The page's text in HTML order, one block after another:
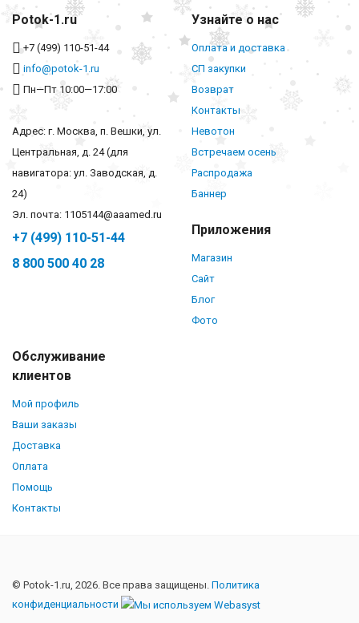
Potok-1.ru
+7 (499) 110-51-44
info@potok-1.ru
Пн—Пт 10:00—17:00
Адрес: г. Москва, п. Вешки, ул.
Центральная, д. 24 (для
навигатора: ул. Заводская, д.
24)
Эл. почта: 1105144@aaamed.ru
+7 (499) 110-51-44
8 800 500 40 28
Узнайте о нас
Оплата и доставка
СП закупки
Возврат
Контакты
Невотон
Встречаем осень
Распродажа
Баннер
Приложения
Магазин
Сайт
Блог
Фото
Обслуживание
клиентов
Мой профиль
Ваши заказы
Доставка
Оплата
Помощь
Контакты
© Potok-1.ru, 2026. Все права защищены. Политика
конфиденциальности